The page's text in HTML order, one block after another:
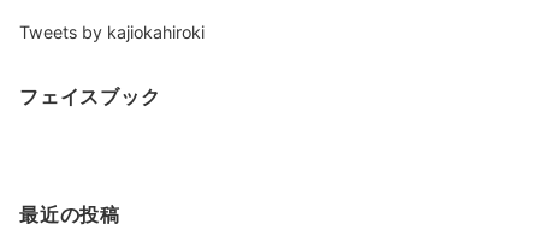
Tweets by kajiokahiroki
フェイスブック
最近の投稿